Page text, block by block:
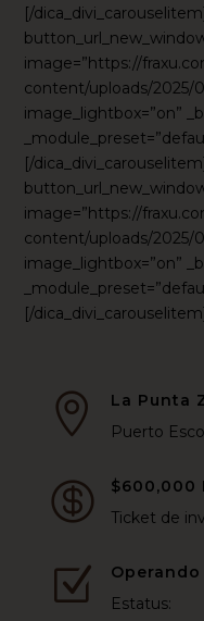
[/
image=”https://
content/uploads/2025/
image_lightbox=”on”
[/
image=”https://
content/uploads/2025/
image_lightbox=”on”
[/

La Punta
Puerto

$600,000
Ticket de
Z
Operando
Estatus: